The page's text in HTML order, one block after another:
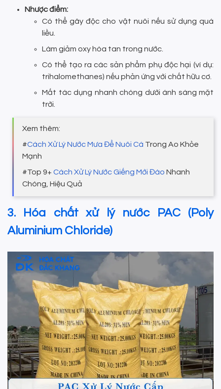
Nhược điểm:
Có thể gây độc cho vật nuôi nếu sử dụng quá
liều.
Làm giảm oxy hòa tan trong nước.
Có thể tạo ra các sản phẩm phụ độc hại (ví dụ:
trihalomethanes) nếu phản ứng với chất hữu cơ.
Mất tác dụng nhanh chóng dưới ánh sáng mặt
trời.
Xem thêm:
#Cách Xử Lý Nước Mưa Để Nuôi Cá Trong Ao Khỏe
Mạnh
#Top 9+ Cách Xử Lý Nước Giếng Mới Đào Nhanh
Chóng, Hiệu Quả
3. Hóa chất xử lý nước PAC (Poly
Aluminium Chloride)